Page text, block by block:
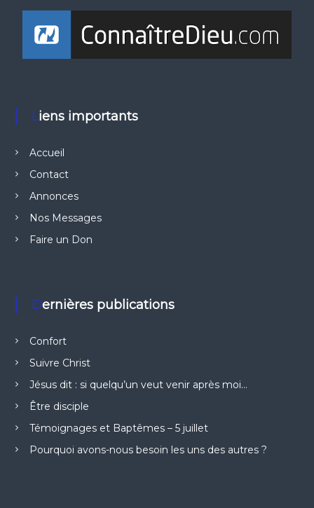
Liens importants
Accueil
Contact
Annonces
Nos Messages
Faire un Don
Dernières publications
Confort
Suivre Christ
Jésus dit : si quelqu’un veut venir après moi…
Être disciple
Témoignages et Baptêmes – 5 juillet
Pourquoi avons-nous besoin les uns des autres ?